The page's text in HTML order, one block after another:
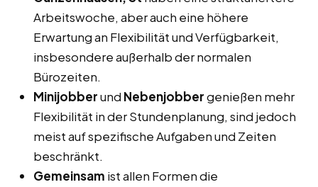
Arbeitswoche, aber auch eine höhere
Erwartung an Flexibilität und Verfügbarkeit,
insbesondere außerhalb der normalen
Bürozeiten.
Minijobberund Nebenjobbergenießen mehr
Flexibilität in der Stundenplanung, sind jedoch
meist auf spezifische Aufgaben und Zeiten
beschränkt.
Gemeinsam ist allen Formen die